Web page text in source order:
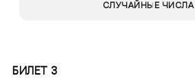
СЛУЧАЙНЫЕ ЧИСЛА
БИЛЕТ 3